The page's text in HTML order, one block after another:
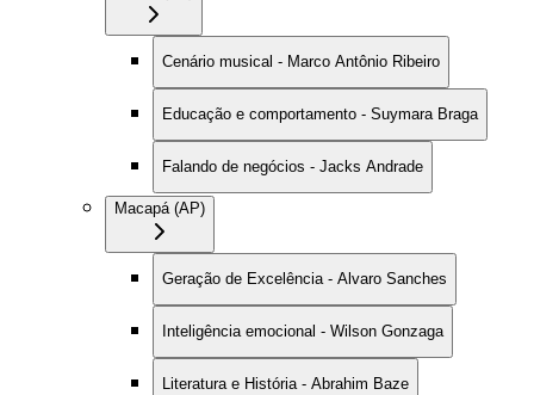
Cenário musical - Marco Antônio Ribeiro
Educação e comportamento - Suymara Braga
Falando de negócios - Jacks Andrade
Macapá (AP)
Geração de Excelência - Alvaro Sanches
Inteligência emocional - Wilson Gonzaga
Literatura e História - Abrahim Baze